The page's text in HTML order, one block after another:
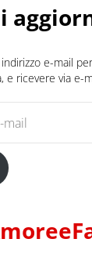
e-mail
e ricevere via e-